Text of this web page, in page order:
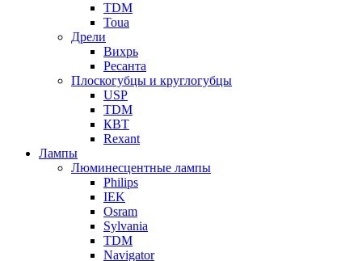
TDM
Toua
Дрели
Вихрь
Ресанта
Плоскогубцы и круглогубцы
USP
TDM
КВТ
Rexant
Лампы
Люминесцентные лампы
Philips
IEK
Osram
Sylvania
TDM
Navigator